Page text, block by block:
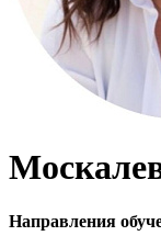
Направления